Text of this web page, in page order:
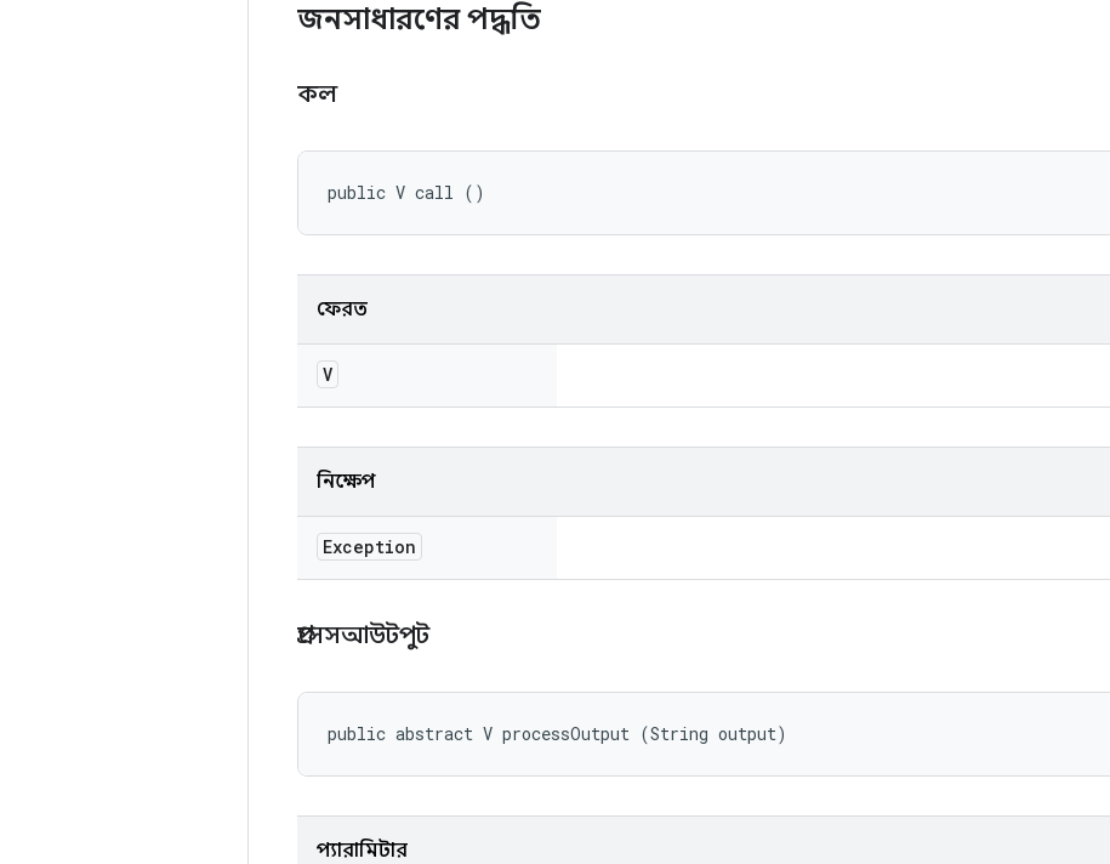
জনসাধারণের পদ্ধতি
কল
public V call ()
ফেরত
V
নিক্ষেপ
Exception
প্রসেসআউটপুট
public abstract V processOutput (String output)
প্যারামিটার